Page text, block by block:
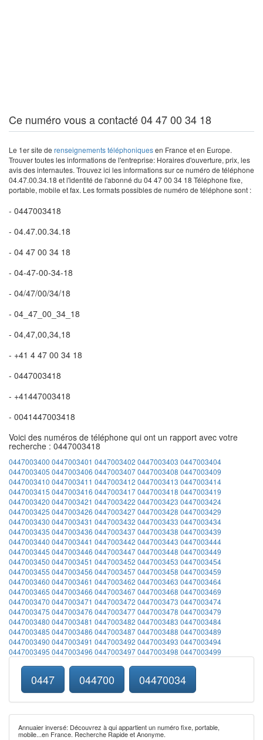
Ce numéro vous a contacté 04 47 00 34 18
Le 1er site de renseignements téléphoniquesen France et en Europe.
Trouver toutes les informations de l'entreprise: Horaires d'ouverture, prix, les
avis des internautes. Trouvez ici les informations sur ce numéro de téléphone
04.47.00.34.18 et l'identité de l'abonné du 04 47 00 34 18 Téléphone fixe,
portable, mobile et fax. Les formats possibles de numéro de téléphone sont :
- 0447003418
- 04.47.00.34.18
- 04 47 00 34 18
- 04-47-00-34-18
- 04/47/00/34/18
- 04_47_00_34_18
- 04,47,00,34,18
- +41 4 47 00 34 18
- 0447003418
- +41447003418
- 0041447003418
Voici des numéros de téléphone qui ont un rapport avec votre
recherche : 0447003418
0447003400 0447003401 0447003402 0447003403 0447003404
0447003405 0447003406 04470034070447003408 0447003409
0447003410 0447003411 0447003412 0447003413 0447003414
0447003415 0447003416 04470034170447003418 0447003419
0447003420 0447003421 0447003422 0447003423 0447003424
0447003425 0447003426 04470034270447003428 0447003429
0447003430 0447003431 0447003432 0447003433 0447003434
0447003435 0447003436 04470034370447003438 0447003439
0447003440 0447003441 0447003442 0447003443 0447003444
0447003445 0447003446 04470034470447003448 0447003449
0447003450 0447003451 0447003452 0447003453 0447003454
0447003455 0447003456 04470034570447003458 0447003459
0447003460 0447003461 0447003462 0447003463 0447003464
0447003465 0447003466 04470034670447003468 0447003469
0447003470 0447003471 0447003472 0447003473 0447003474
0447003475 0447003476 04470034770447003478 0447003479
0447003480 0447003481 0447003482 0447003483 0447003484
0447003485 0447003486 04470034870447003488 0447003489
0447003490 0447003491 0447003492 0447003493 0447003494
0447003495 0447003496 04470034970447003498 0447003499
0447 044700 04470034
Annuaier inversé: Découvrez à qui appartient un numéro fixe, portable,
mobile...en France. Recherche Rapide et Anonyme.